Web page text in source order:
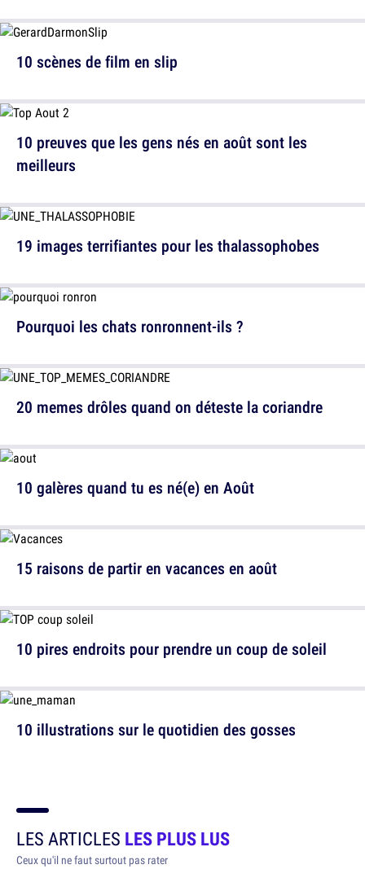
10 preuves que les gens nés en août sont les
meilleurs
Pourquoi les chats ronronnent-ils ?
10 galères quand tu es né(e) en Août
10 pires endroits pour prendre un coup de soleil
10 scènes de film en slip
19 images terrifiantes pour les thalassophobes
20 memes drôles quand on déteste la coriandre
15 raisons de partir en vacances en août
10 illustrations sur le quotidien des gosses
LES ARTICLES LES PLUS LUS
Ceux qu'il ne faut surtout pas rater